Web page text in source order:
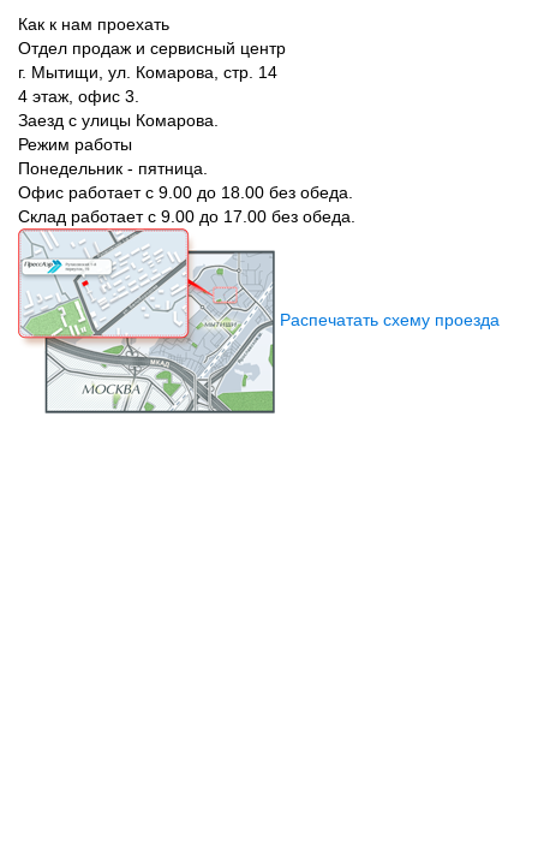
Как к нам проехать
Отдел продаж и сервисный центр
г. Мытищи, ул. Комарова, стр. 14
4 этаж, офис 3.
Заезд с улицы Комарова.
Режим работы
Понедельник - пятница.
Офис работает с 9.00 до 18.00 без обеда.
Склад работает с 9.00 до 17.00 без обеда.
Распечатать схему проезда